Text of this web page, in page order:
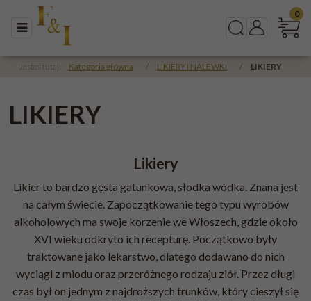
Menu SzukajPanel
0
Jesteś tutaj: Kategoria główna / LIKIERY I NALEWKI / LIKIERY
LIKIERY
Likiery
Likier to bardzo gęsta gatunkowa, słodka wódka. Znana jest
na całym świecie. Zapoczątkowanie tego typu wyrobów
alkoholowych ma swoje korzenie we Włoszech, gdzie około
XVI wieku odkryto ich recepturę. Początkowo były
traktowane jako lekarstwo, dlatego dodawano do nich
wyciągi z miodu oraz przeróżnego rodzaju ziół. Przez długi
czas był on jednym z najdroższych trunków, który cieszył się